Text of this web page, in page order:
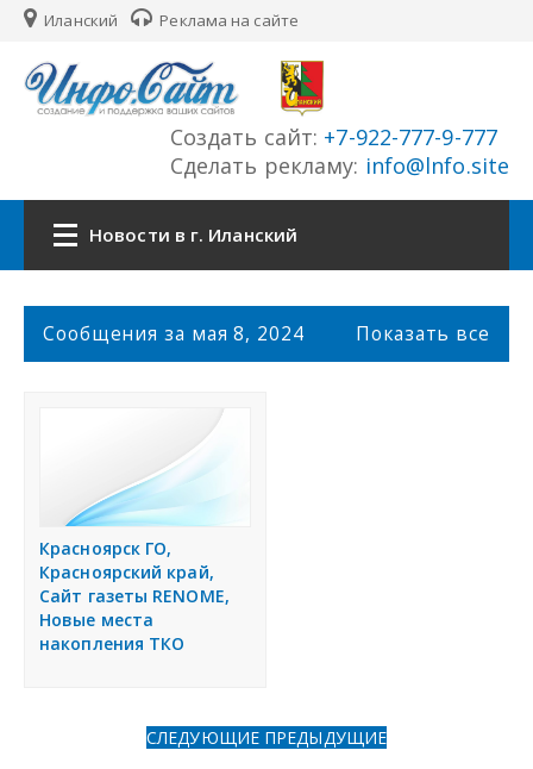
Иланский Реклама на сайте
Создать сайт: +7-922-777-9-777
Сделать рекламу: info@lnfo.site
Новости в г. Иланский
Главная
История города
Разместить объявление
Регионы России
Сообщения за мая 8, 2024 Показать все
Красноярск ГО,
Красноярский край,
Сайт газеты RENOME,
Новые места
накопления ТКО
СЛЕДУЮЩИЕ ПРЕДЫДУЩИЕ